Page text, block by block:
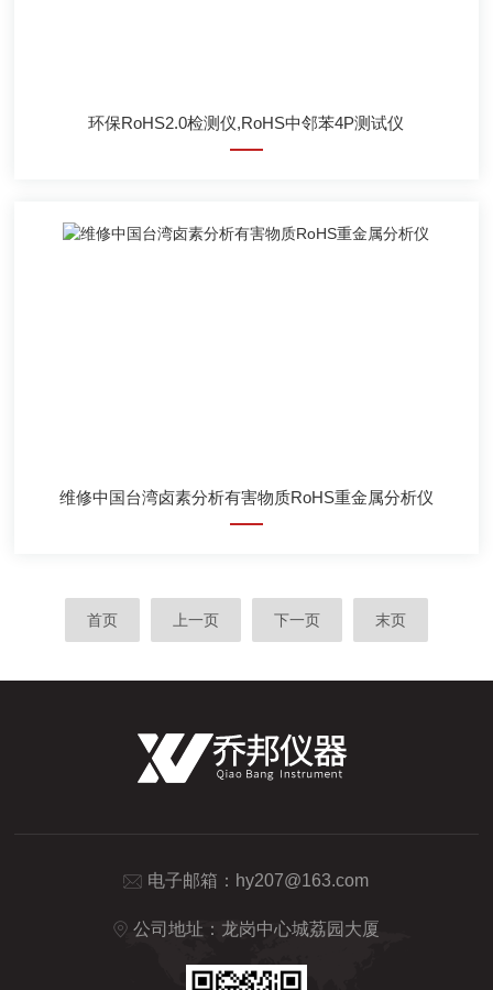
环保RoHS2.0检测仪,RoHS中邻苯4P测试仪
维修中国台湾卤素分析有害物质RoHS重金属分析仪
首页 上一页 下一页 末页
电子邮箱： hy207@163.com
公司地址：龙岗中心城荔园大厦